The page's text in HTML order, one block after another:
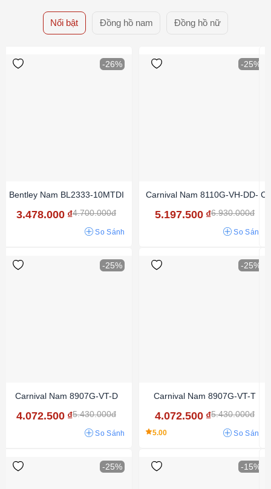
Nổi bật Đồng hồ nam Đồng hồ nữ
-26%
Bentley Nam BL2333-10MTDI
3.478.000 ₫4.700.000đ
So Sánh
-25%
Carnival Nam 8110G-VH-DD-N
5.197.500 ₫6.930.000đ
So Sánh
-25%
Carnival Nam 8907G-VT-D
4.072.500 ₫5.430.000đ
So Sánh
-25%
Carnival Nam 8907G-VT-T
4.072.500 ₫5.430.000đ
5.00 So Sánh
-25% -15%